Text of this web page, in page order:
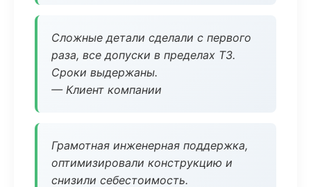
Сложные детали сделали с первого
раза, все допуски в пределах ТЗ.
Сроки выдержаны.
— Клиент компании
Грамотная инженерная поддержка,
оптимизировали конструкцию и
снизили себестоимость.